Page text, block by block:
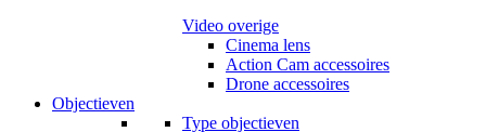
Video overige
Cinema lens
Action Cam accessoires
Drone accessoires
Objectieven
Type objectieven